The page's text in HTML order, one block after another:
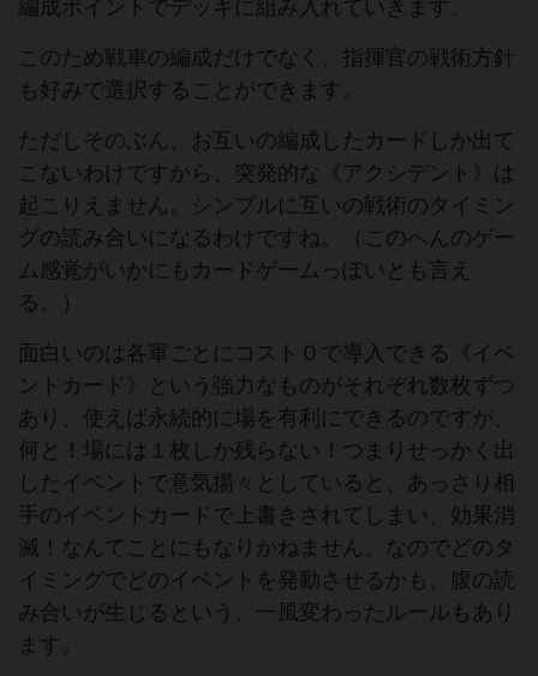
編成ポイントでデッキに組み入れていきます。
このため戦車の編成だけでなく、指揮官の戦術方針
も好みで選択することができます。
ただしそのぶん、お互いの編成したカードしか出て
こないわけですから、突発的な《アクシデント》は
起こりえません。シンプルに互いの戦術のタイミン
グの読み合いになるわけですね。（このへんのゲー
ム感覚がいかにもカードゲームっぽいとも言え
る。）
面白いのは各軍ごとにコスト０で導入できる《イベ
ントカード》という強力なものがそれぞれ数枚ずつ
あり、使えば永続的に場を有利にできるのですが、
何と！場には１枚しか残らない！つまりせっかく出
したイベントで意気揚々としていると、あっさり相
手のイベントカードで上書きされてしまい、効果消
滅！なんてことにもなりかねません。なのでどのタ
イミングでどのイベントを発動させるかも、腹の読
み合いが生じるという、一風変わったルールもあり
ます。